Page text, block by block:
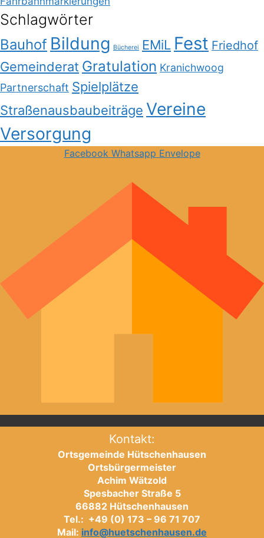
Schlagwörter
Bauhof Bildung Bücherei EMiL Fest Friedhof
Gemeinderat Gratulation Kranichwoog
Partnerschaft Spielplätze
Straßenausbaubeiträge Vereine
Versorgung
Facebook Whatsapp Envelope
Kontakt:
Ortsgemeinde Hütschenhausen
Ortsbürgermeister
Achim Wätzold
Spesbacher Straße 5
66882 Hütschenhausen
Tel.: +49 (0) 173 – 96 71 707
Mail: info@huetschenhausen.de